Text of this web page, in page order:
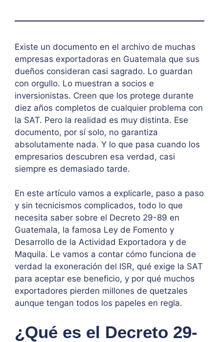
Existe un documento en el archivo de muchas
empresas exportadoras en Guatemala que sus
dueños consideran casi sagrado. Lo guardan
con orgullo. Lo muestran a socios e
inversionistas. Creen que los protege durante
diez años completos de cualquier problema con
la SAT. Pero la realidad es muy distinta. Ese
documento, por sí solo, no garantiza
absolutamente nada. Y lo que pasa cuando los
empresarios descubren esa verdad, casi
siempre es demasiado tarde.
En este artículo vamos a explicarle, paso a paso
y sin tecnicismos complicados, todo lo que
necesita saber sobre el Decreto 29-89 en
Guatemala, la famosa Ley de Fomento y
Desarrollo de la Actividad Exportadora y de
Maquila. Le vamos a contar cómo funciona de
verdad la exoneración del ISR, qué exige la SAT
para aceptar ese beneficio, y por qué muchos
exportadores pierden millones de quetzales
aunque tengan todos los papeles en regla.
¿Qué es el Decreto 29-